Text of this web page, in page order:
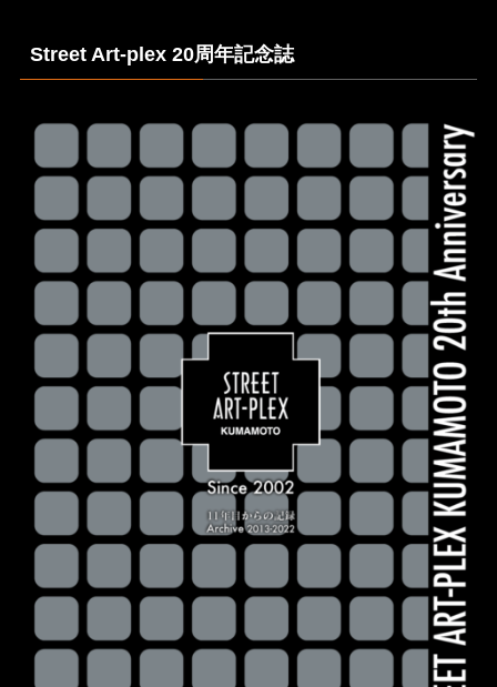
Street Art-plex 20周年記念誌